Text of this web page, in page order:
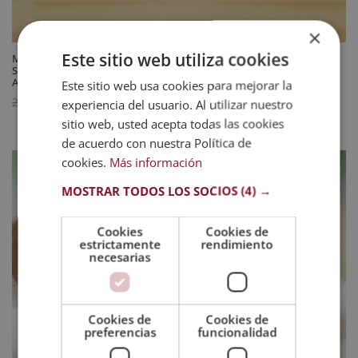
Maestría Internacional en Prevención de Riesgos Laborales en el
Sector Sanitario y Tanatorio/Funerario – Diploma Acreditado por
Apostilla de la Haya
2.380
precio
original
era:
595$El
precio
actual
es:
×
Este sitio web utiliza cookies
Este sitio web usa cookies para mejorar la
experiencia del usuario. Al utilizar nuestro
sitio web, usted acepta todas las cookies
de acuerdo con nuestra Política de
cookies. Más información
MOSTRAR TODOS LOS SOCIOS(4) →
Cookies
estrictamente
necesarias
Cookies de
rendimiento
Cookies de
preferencias
Cookies de
funcionalidad